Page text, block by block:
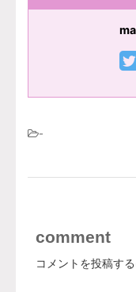
-
comment
コメントを投稿す